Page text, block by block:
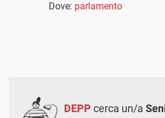
Dove: parlamento
DEPP cerca un/a